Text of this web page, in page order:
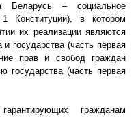
Беларусь – социальное
Конституции), в котором
их реализации являются
государства (часть первая
прав и свобод граждан
государства (часть первая
гражданам